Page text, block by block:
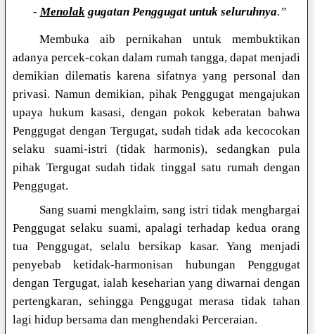
-Menolakgugatan Penggugat untuk seluruhnya.”
Membuka aib pernikahan untuk membuktikan
adanya percek-cokan dalam rumah tangga, dapat menjadi
demikian dilematis karena sifatnya yang personal dan
privasi. Namun demikian, pihak Penggugat mengajukan
upaya hukum kasasi, dengan pokok keberatan bahwa
Penggugat dengan Tergugat, sudah tidak ada kecocokan
selaku suami-istri (tidak harmonis), sedangkan pula
pihak Tergugat sudah tidak tinggal satu rumah dengan
Penggugat.
Sang suami mengklaim, sang istri tidak menghargai
Penggugat selaku suami, apalagi terhadap kedua orang
tua Penggugat, selalu bersikap kasar. Yang menjadi
penyebab ketidak-harmonisan hubungan Penggugat
dengan Tergugat, ialah keseharian yang diwarnai dengan
pertengkaran, sehingga Penggugat merasa tidak tahan
lagi hidup bersama dan menghendaki Perceraian.